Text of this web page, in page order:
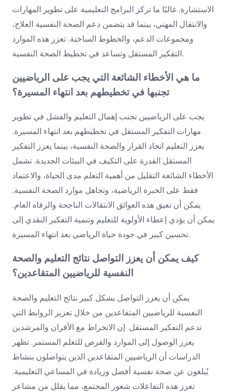
الاستشارة. غالبًا ما تركز البرامج التعليمية على تطوير المهارات
والانتقال المهني، بينما قد يتضمن دعم الصحة النفسية العلاج،
ومجموعات الدعم، والخطوط الساخنة. تعزز هذه الموارد
التفكير المستقل وتساعد في تخطيط الصحة النفسية.
ما هي الأخطاء الشائعة التي يجب على الرياضيين
تجنبها في تخطيطهم بعد انتهاء المسيرة؟
يجب على الرياضيين تجنب إهمال التعليم والفشل في تطوير
مهارات التفكير المستقل في تخطيطهم بعد انتهاء المسيرة.
يعزز التعليم اتخاذ القرار والصحة النفسية، بينما يعزز التفكير
المستقل القدرة على التكيف في البيئات الجديدة. تشمل
الأخطاء الشائعة التقليل من أهمية التعلم مدى الحياة، والاعتماد
فقط على الخبرة الرياضية، وتجاهل موارد الصحة النفسية.
يمكن أن تعيق هذه العوائق الانتقالات الناجحة والرفاه العام.
يمكن أن يؤدي إعطاء الأولوية للتعليم وتنمية التفكير النقدي إلى
تحسين كبير في جودة حياة الرياضي بعد انتهاء المسيرة.
كيف يمكن أن يعزز التواصل نتائج التعليم والصحة
النفسية للرياضيين المتقاعدين؟
يمكن أن يعزز التواصل بشكل كبير نتائج التعليم والصحة
النفسية للرياضيين المتقاعدين من خلال تعزيز الروابط التي
تدعم التفكير المستقل. إن الانخراط مع الأقران والمرشدين
يعزز الوصول إلى الموارد والفرص للتعلم المستمر. تظهر
الدراسات أن الرياضيين المتقاعدين الذين يتواصلون بنشاط
يُبلغون عن صحة نفسية أفضل وزيادة في المساعي التعليمية.
تعزز هذه التفاعلات شعور المجتمع، مما يقلل من مشاعر